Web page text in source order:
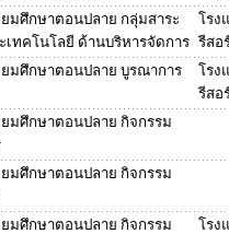
มศึกษาตอนปลาย กลุ่มสาระ
เทคโนโลยี ด้านบริหารจัดการ
โรง
รีสอ
มศึกษาตอนปลาย บูรณาการ
โรง
รีสอ
มศึกษาตอนปลาย กิจกรรม
มศึกษาตอนปลาย กิจกรรม
มศึกษาตอนปลาย กิจกรรม
โรง